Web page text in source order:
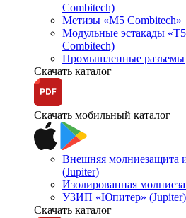
Combitech)
Метизы «M5 Combitech»
Модульные эстакады
Combitech)
Промышленные разъемы
Скачать каталог
Скачать мобильный каталог
Внешняя молниезащита
(Jupiter)
Изолированная
УЗИП «Юпитер» (Jupiter)
Скачать каталог